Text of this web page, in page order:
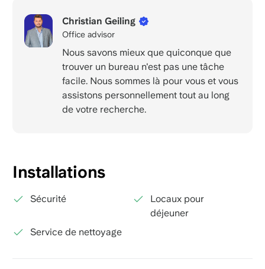
Christian Geiling
Office advisor
Nous savons mieux que quiconque que
trouver un bureau n'est pas une tâche
facile. Nous sommes là pour vous et vous
assistons personnellement tout au long
de votre recherche.
Installations
Sécurité
Locaux pour
déjeuner
Service de nettoyage